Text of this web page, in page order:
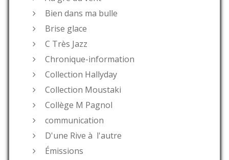
Bien dans ma bulle
Brise glace
C Très Jazz
Chronique-information
Collection Hallyday
Collection Moustaki
Collège M Pagnol
communication
D'une Rive à l'autre
Émissions